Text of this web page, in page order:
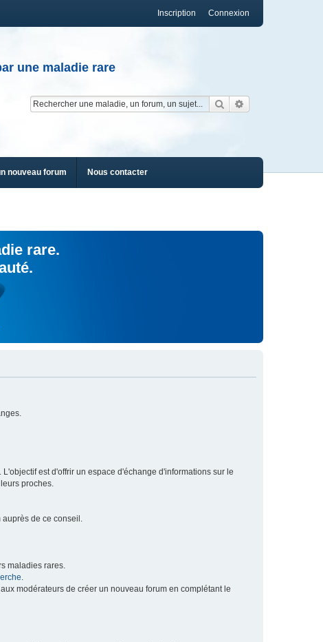
Connexion
Inscription
une maladie rare
Rechercher
nouveau forum Nous contacter
rare.
est d'offrir un espace d'échange d'informations sur le
proches.
de ce conseil.
maladies rares.
.
modérateurs de créer un nouveau forum en complétant le